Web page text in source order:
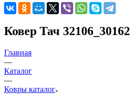
Ковер Тач 32106_30162
Главная
—
Каталог
—
Ковры каталог